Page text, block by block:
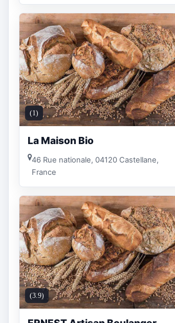
(1)
La Maison Bio
46 Rue nationale, 04120 Castellane,
France
(3.9)